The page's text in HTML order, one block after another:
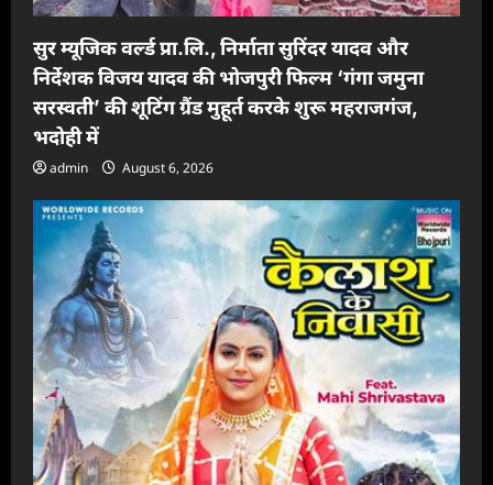
सुर म्यूजिक वर्ल्ड प्रा.लि., निर्माता सुरिंदर यादव और
निर्देशक विजय यादव की भोजपुरी फिल्म ‘गंगा जमुना
सरस्वती’ की शूटिंग ग्रैंड मुहूर्त करके शुरू महराजगंज,
भदोही में
admin August 6, 2026